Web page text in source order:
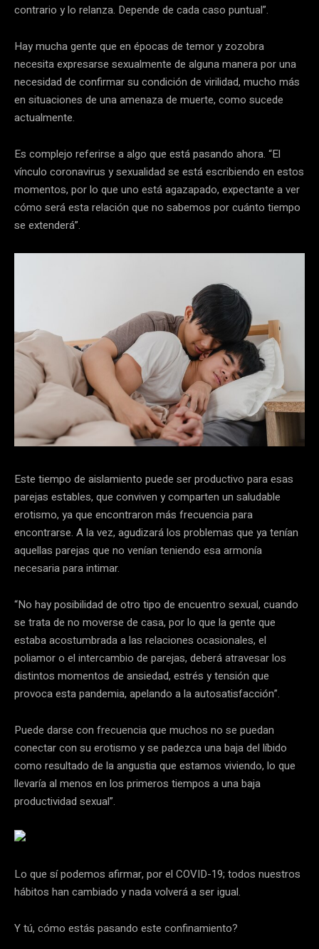
contrario y lo relanza. Depende de cada caso puntual”.
Hay mucha gente que en épocas de temor y zozobra
necesita expresarse sexualmente de alguna manera por una
necesidad de confirmar su condición de virilidad, mucho más
en situaciones de una amenaza de muerte, como sucede
actualmente.
Es complejo referirse a algo que está pasando ahora. “El
vínculo coronavirus y sexualidad se está escribiendo en estos
momentos, por lo que uno está agazapado, expectante a ver
cómo será esta relación que no sabemos por cuánto tiempo
se extenderá”.
Este tiempo de aislamiento puede ser productivo para esas
parejas estables, que conviven y comparten un saludable
erotismo, ya que encontraron más frecuencia para
encontrarse. A la vez, agudizará los problemas que ya tenían
aquellas parejas que no venían teniendo esa armonía
necesaria para intimar.
“No hay posibilidad de otro tipo de encuentro sexual, cuando
se trata de no moverse de casa, por lo que la gente que
estaba acostumbrada a las relaciones ocasionales, el
poliamor o el intercambio de parejas, deberá atravesar los
distintos momentos de ansiedad, estrés y tensión que
provoca esta pandemia, apelando a la autosatisfacción”.
Puede darse con frecuencia que muchos no se puedan
conectar con su erotismo y se padezca una baja del líbido
como resultado de la angustia que estamos viviendo, lo que
llevaría al menos en los primeros tiempos a una baja
productividad sexual”.
Lo que sí podemos afirmar, por el COVID-19; todos nuestros
hábitos han cambiado y nada volverá a ser igual.
Y tú, cómo estás pasando este confinamiento?